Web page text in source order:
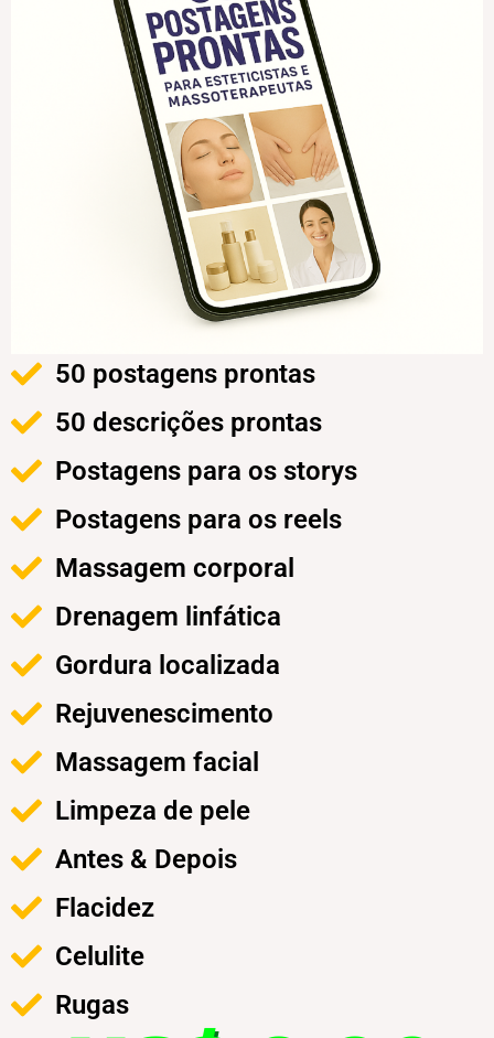
50 postagens prontas
50 descrições prontas
Postagens para os storys
Postagens para os reels
Massagem corporal
Drenagem linfática
Gordura localizada
Rejuvenescimento
Massagem facial
Limpeza de pele
Antes & Depois
Flacidez
Celulite
Rugas